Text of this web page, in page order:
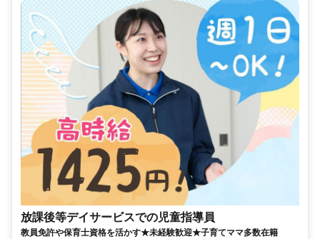
放課後等デイサービスでの児童指導員
教員免許や保育士資格を活かす★未経験歓迎★子育てママ多数在籍